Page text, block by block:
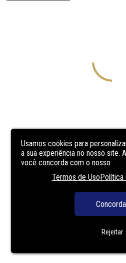
Usamos cookies para
a sua experiência no nosso site.
você concorda com o nosso
Termos de UsoPolítica
Rejeitar